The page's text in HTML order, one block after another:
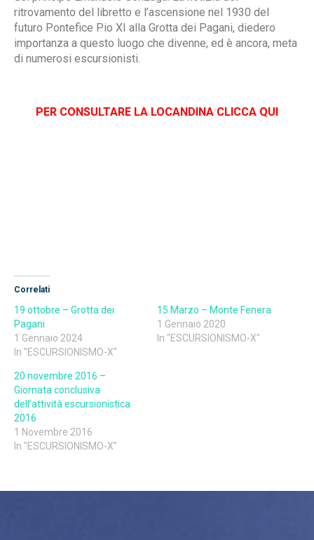
ritrovamento del libretto e l’ascensione nel 1930 del
futuro Pontefice Pio XI alla Grotta dei Pagani, diedero
importanza a questo luogo che divenne, ed è ancora, meta
di numerosi escursionisti.
PER CONSULTARE LA LOCANDINA CLICCA QUI
Correlati
19 ottobre – Grotta dei
Pagani
1 Gennaio 2024
In "ESCURSIONISMO-X"
15 Marzo – Monte Fenera
1 Gennaio 2020
In "ESCURSIONISMO-X"
20 novembre 2016 –
Giornata conclusiva
dell’attività escursionistica
2016
1 Novembre 2016
In "ESCURSIONISMO-X"